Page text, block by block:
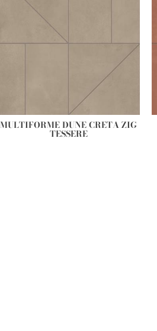
MULTIFORME DUNE CRETA ZIG
TESSERE